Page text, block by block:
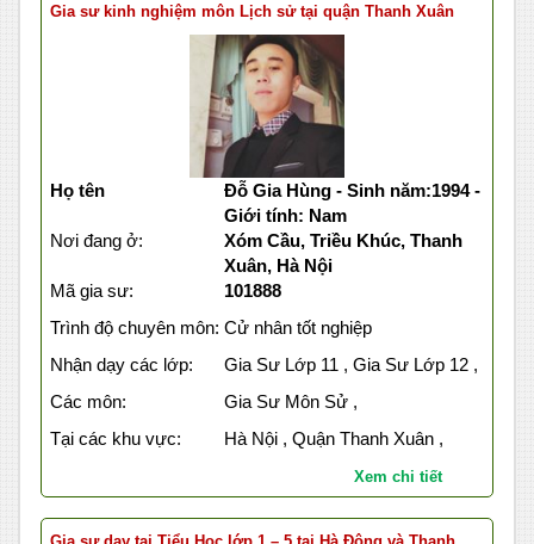
Gia sư kinh nghiệm môn Lịch sử tại quận Thanh Xuân
Họ tên
Đỗ Gia Hùng - Sinh năm:1994 -
Giới tính: Nam
Nơi đang ở:
Xóm Cầu, Triều Khúc, Thanh
Xuân, Hà Nội
Mã gia sư:
101888
Trình độ chuyên môn: Cử nhân tốt nghiệp
Nhận dạy các lớp:
Gia Sư Lớp 11 , Gia Sư Lớp 12 ,
Các môn:
Gia Sư Môn Sử ,
Tại các khu vực:
Hà Nội , Quận Thanh Xuân ,
Xem chi tiết